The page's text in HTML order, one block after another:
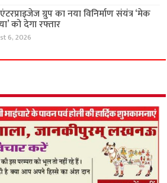
ग्रुप का नया विनिर्माण संयंत्र ‘मेक
को देगा रफ्तार
6, 2026